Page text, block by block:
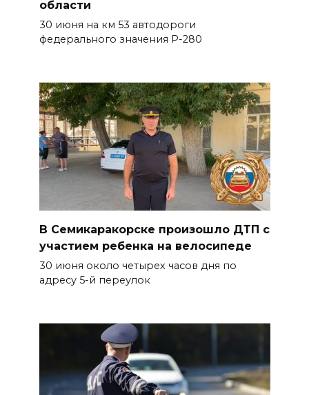
области
30 июня на км 53 автодороги
федерального значения Р-280
В Семикаракорске произошло ДТП с
участием ребенка на велосипеде
30 июня около четырех часов дня по
адресу 5-й переулок